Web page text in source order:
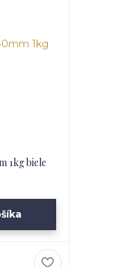
1kg biele